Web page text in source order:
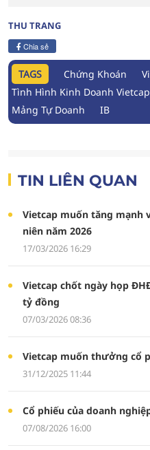
THU TRANG
Chia sẻ
TAGS Chứng Khoán
Tình Hình Kinh Doanh Vietcap
Mảng Tự Doanh
IB
TIN LIÊN QUAN
Vietcap muốn tăng
niên năm 2026
17/03/2026 16:29
Vietcap chốt ngày họp
tỷ đồng
07/03/2026 08:36
Vietcap muốn thưởng cổ
31/12/2025 11:44
Cổ phiếu của doanh
07/08/2026 16:00